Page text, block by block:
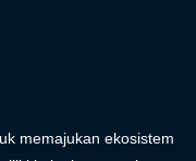
memajukan ekosistem